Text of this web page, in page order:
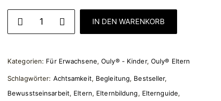
PRINT EDITION: Ouly® Elternguide für mentale Stärke &
IN DEN WARENKORB
Kategorien: Für Erwachsene,Ouly® - Kinder, Ouly® Eltern
Schlagwörter: Achtsamkeit, Begleitung, Bestseller,
Bewusstseinsarbeit, Eltern, Elternbildung, Elternguide,